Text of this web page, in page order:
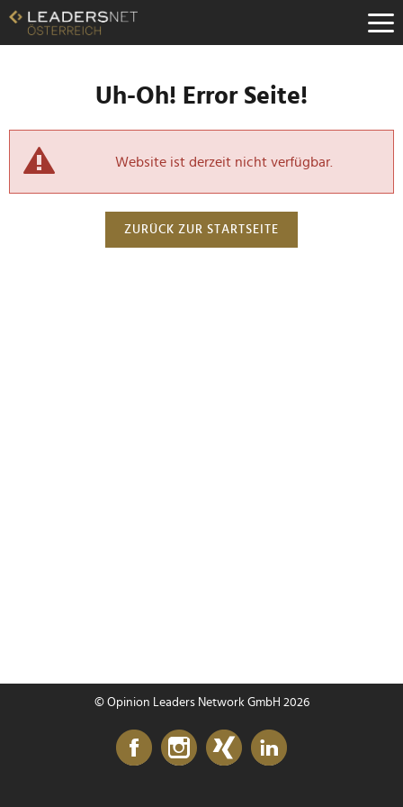
Uh-Oh! Error Seite!
Website ist derzeit nicht verfügbar.
ZURÜCK ZUR STARTSEITE
© Opinion Leaders Network GmbH 2026